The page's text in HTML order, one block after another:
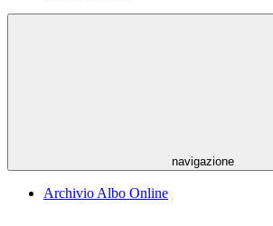
navigazione
Archivio Albo Online